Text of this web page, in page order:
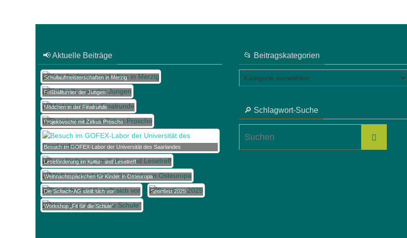
📢 Aktuelle Beiträge
Schullaufmeisterschaften in Merzig
Fußballturnier der Jungen
Mädchen in der Finalrunde
Projektwoche mit Zirkus Proscho
Besuch im GOFEX-Labor der Universität des Saarlandes
Leseförderung im Kultur- und Lesetreff
Weihnachtspäckchen für Kinder in Osteuropa
Die Schach-AG stellt sich vor Sportfest 2025
Workshop „Fit für die Schule“
📂 Beitragskategorien
📂
Beitragskategorien
🔎 Schlagwort-Suche
Suchen